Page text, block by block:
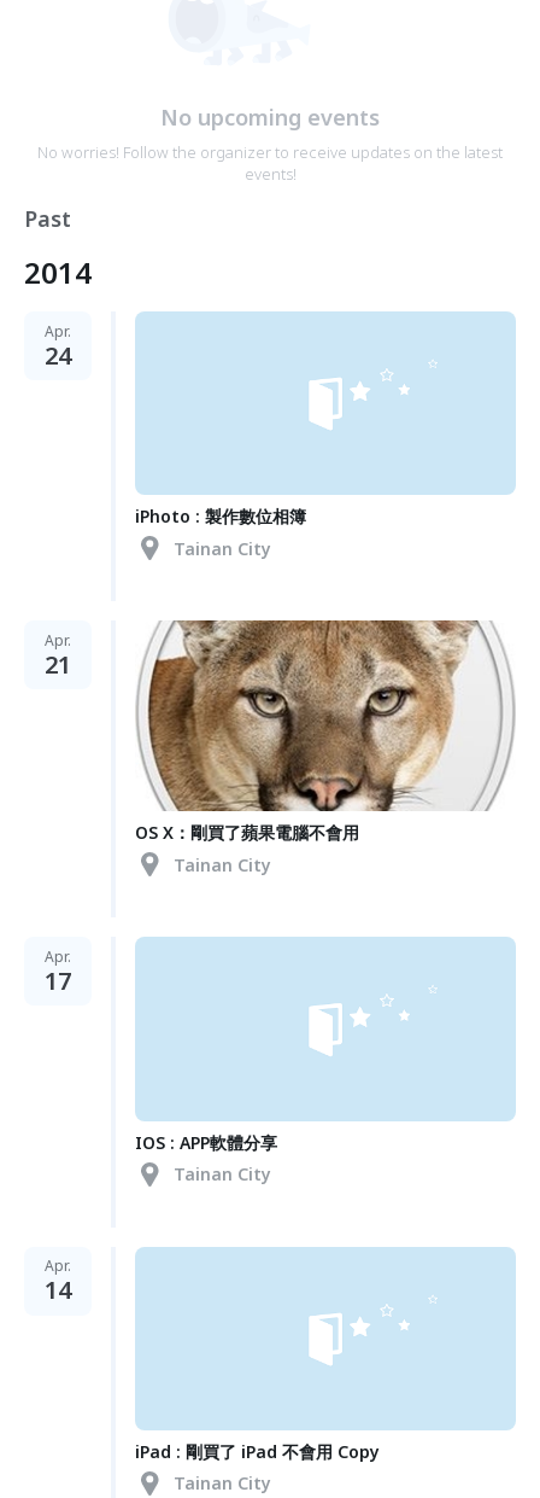
No upcoming events
No worries! Follow the organizer to receive updates on the latest
events!
Past
2014
Apr.
24
iPhoto : 製作數位相簿
Tainan City
Apr.
21
OS X：剛買了蘋果電腦不會用
Tainan City
Apr.
17
IOS : APP軟體分享
Tainan City
Apr.
14
iPad : 剛買了 iPad 不會用 Copy
Tainan City